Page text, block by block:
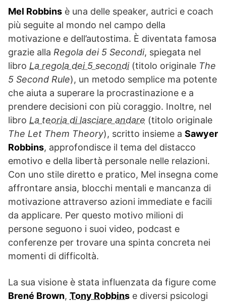
Mel Robbins è una delle speaker, autrici e coach
più seguite al mondo nel campo della
motivazione e dell’autostima. È diventata famosa
grazie alla Regola dei 5 Secondi, spiegata nel
libro La regola dei 5 secondi(titolo originale The
5 Second Rule), un metodo semplice ma potente
che aiuta a superare la procrastinazione e a
prendere decisioni con più coraggio. Inoltre, nel
libro La teoria di lasciare andare (titolo originale
The Let Them Theory), scritto insieme a Sawyer
Robbins, approfondisce il tema del distacco
emotivo e della libertà personale nelle relazioni.
Con uno stile diretto e pratico, Mel insegna come
affrontare ansia, blocchi mentali e mancanza di
motivazione attraverso azioni immediate e facili
da applicare. Per questo motivo milioni di
persone seguono i suoi video, podcast e
conferenze per trovare una spinta concreta nei
momenti di difficoltà.
La sua visione è stata influenzata da figure come
Brené Brown, Tony Robbins e diversi psicologi